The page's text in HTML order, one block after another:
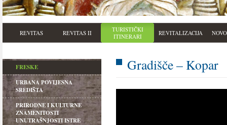
REVITAS REVITAS II
TURISTIČKI
ITINERARI
REVITALIZACIJA
FRESKE
URBANA POVIJESNA
SREDIŠTA
PRIRODNE I KULTURNE
ZNAMENITOSTI
UNUTRAŠNJOSTI ISTRE
Gradišče – Kopar